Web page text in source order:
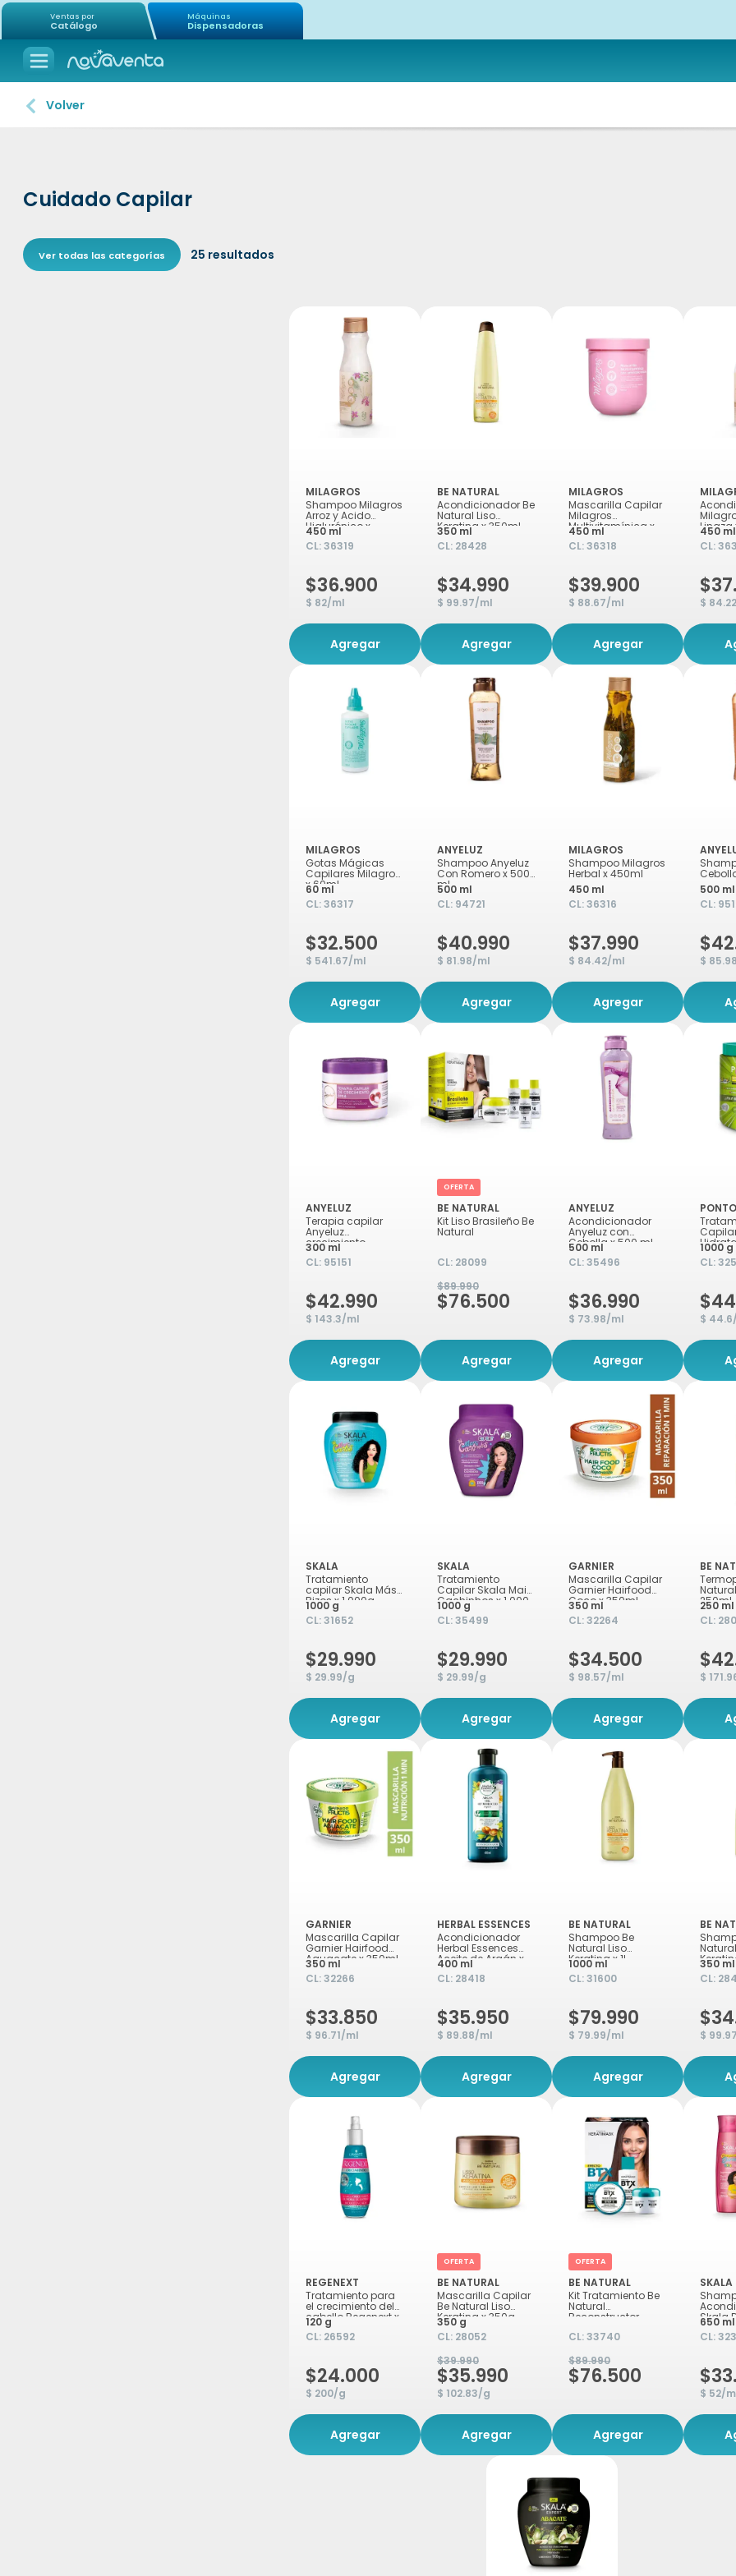
Ventas por
Catálogo
Máquinas
Dispensadoras
Volver
Cuidado Capilar
Ver todas las categorías 25 resultados
MILAGROS
Shampoo Milagros
Arroz y Acido
Hialurónico x
450ml
450 ml
CL:36319
$36.900
$ 82/ml
Agregar
BE NATURAL
Acondicionador Be
Natural Liso
Keratina x 350ml
350 ml
CL: 28428
$34.990
$ 99.97/ml
Agregar
MILAGROS
Mascarilla Capilar
Milagros
Multivitamínica x
450ml
450 ml
CL:36318
$39.900
$ 88.67/ml
Agregar
Linaza
450 ml
CL:
$
MILAGROS
Gotas Mágicas
Capilares Milagros
x 60ml
60 ml
CL:36317
$32.500
$ 541.67/ml
Agregar
ANYELUZ
Shampoo Anyeluz
Con Romero x 500
ml
500 ml
CL: 94721
$40.990
$ 81.98/ml
Agregar
MILAGROS
Shampoo Milagros
Herbal x 450ml
450 ml
CL:36316
$37.990
$ 84.42/ml
Agregar
500 ml
CL:
$
ANYELUZ
Terapia capilar
Anyeluz
crecimiento
cebolla +
aminoácido x
300 ml
CL: 95151
$42.990
$ 143.3/ml
Agregar
OFERTA
BE NATURAL
Kit Liso Brasileño Be
Natural
CL: 28099
$89.990
$76.500
Agregar
ANYELUZ
Acondicionador
Anyeluz con
Cebolla x 500 ml
500 ml
CL:35496
$36.990
$ 73.98/ml
Agregar
PONTO
1000 g
CL:
$
SKALA
Tratamiento
capilar Skala Más
Rizos x 1.000g
1000 g
CL:31652
$29.990
$ 29.99/g
Agregar
SKALA
Tratamiento
Capilar Skala Mais
Cachinhos x 1.000
g
1000 g
CL:35499
$29.990
$ 29.99/g
Agregar
GARNIER
Mascarilla Capilar
Garnier Hairfood
Coco x 350ml
350 ml
CL:32264
$34.500
$ 98.57/ml
Agregar
BE
250ml
250 ml
CL:
$
GARNIER
Mascarilla Capilar
Garnier Hairfood
Aguacate x 350ml
350 ml
CL:32266
$33.850
$ 96.71/ml
Agregar
HERBAL ESSENCES
Acondicionador
Herbal Essences
Aceite de Argán x
400ml
400 ml
CL: 28418
$35.950
$ 89.88/ml
Agregar
BE NATURAL
Shampoo Be
Natural Liso
Keratina x 1L
1000 ml
CL:31600
$79.990
$ 79.99/ml
Agregar
BE
350 ml
CL:
$
REGENEXT
Tratamiento para
el crecimiento del
cabello Regenext x
120g
120 g
CL: 26592
$24.000
$ 200/g
Agregar
OFERTA
BE NATURAL
Mascarilla Capilar
Be Natural Liso
Keratina x 350g
350 g
CL: 28052
$39.990
$35.990
$ 102.83/g
Agregar
OFERTA
BE NATURAL
Kit Tratamiento Be
Natural
Reconstructor
CL:33740
$89.990
$76.500
Agregar
SKALA
Skala
Potinho
325ml
650 ml
CL:
$ 52/